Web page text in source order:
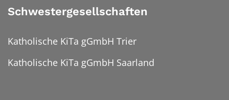
Schwestergesellschaften
Katholische KiTa gGmbH Trier
Katholische KiTa gGmbH Saarland